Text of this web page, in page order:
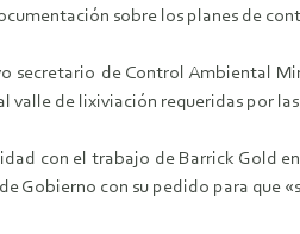
sobre los planes de
secretario de Control Ambiental
valle de lixiviación requeridas por
con el trabajo de Barrick Gold
Gobierno con su pedido para